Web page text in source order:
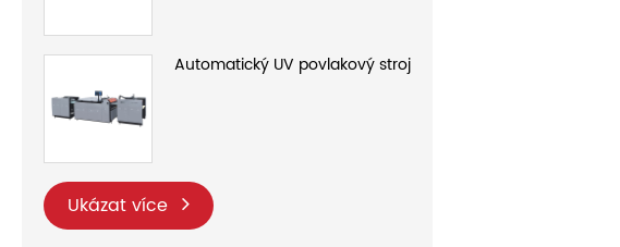
Automatický UV povlakový stroj
Ukázat více